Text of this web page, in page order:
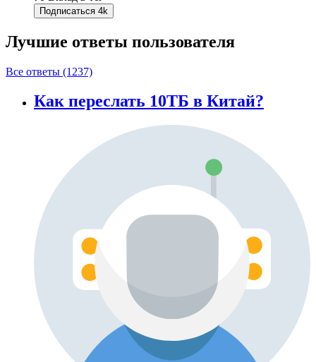
Подписаться 4k
Лучшие ответы пользователя
Все ответы (1237)
Как переслать 10ТБ в Китай?